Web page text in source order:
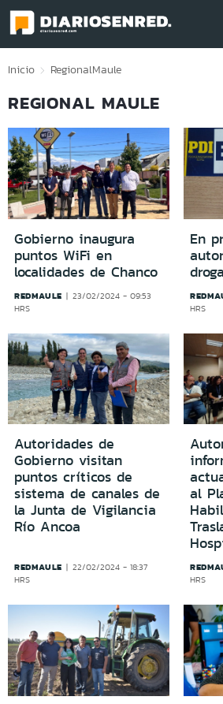
Click acá para ir directamente al
Inicio RegionalMaule
REGIONAL MAULE
Gobierno inaugura
puntos WiFi en
localidades de Chanco
REDMAULE
23/02/2024 - 09:53
HRS
En
HRS
Autoridades de
Gobierno visitan
puntos críticos de
sistema de canales de
la Junta de Vigilancia
Río Ancoa
REDMAULE
22/02/2024 - 18:37
HRS
al
HRS